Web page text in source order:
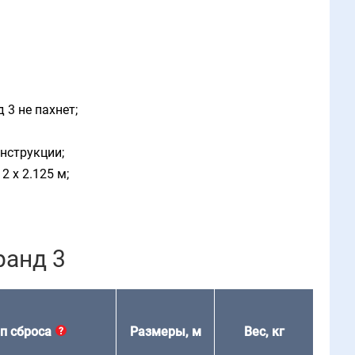
3 не пахнет;
x 2.125 м;
3
сброса ? Размеры, м Вес, кг